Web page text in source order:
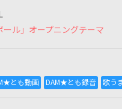
ル」オープニングテーマ